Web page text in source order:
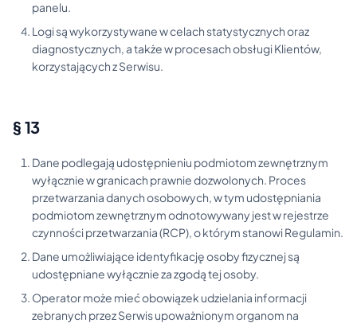
panelu.
Logi są wykorzystywane w celach statystycznych oraz
diagnostycznych, a także w procesach obsługi Klientów,
korzystających z Serwisu.
§ 13
Dane podlegają udostępnieniu podmiotom zewnętrznym
wyłącznie w granicach prawnie dozwolonych. Proces
przetwarzania danych osobowych, w tym udostępniania
podmiotom zewnętrznym odnotowywany jest w rejestrze
czynności przetwarzania (RCP), o którym stanowi Regulamin.
Dane umożliwiające identyfikację osoby fizycznej są
udostępniane wyłącznie za zgodą tej osoby.
Operator może mieć obowiązek udzielania informacji
zebranych przez Serwis upoważnionym organom na